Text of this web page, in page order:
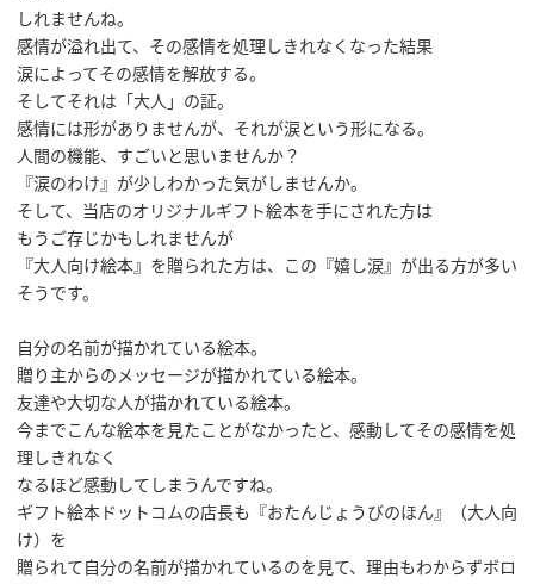
しれませんね。
感情が溢れ出て、その感情を処理しきれなくなった結果
涙によってその感情を解放する。
そしてそれは「大人」の証。
感情には形がありませんが、それが涙という形になる。
人間の機能、すごいと思いませんか？
『涙のわけ』が少しわかった気がしませんか。
そして、当店のオリジナルギフト絵本を手にされた方は
もうご存じかもしれませんが
『大人向け絵本』を贈られた方は、この『嬉し涙』が出る方が多い
そうです。
自分の名前が描かれている絵本。
贈り主からのメッセージが描かれている絵本。
友達や大切な人が描かれている絵本。
今までこんな絵本を見たことがなかったと、感動してその感情を処
理しきれなく
なるほど感動してしまうんですね。
ギフト絵本ドットコムの店長も『おたんじょうびのほん』（大人向
け）を
贈られて自分の名前が描かれているのを見て、理由もわからずボロ